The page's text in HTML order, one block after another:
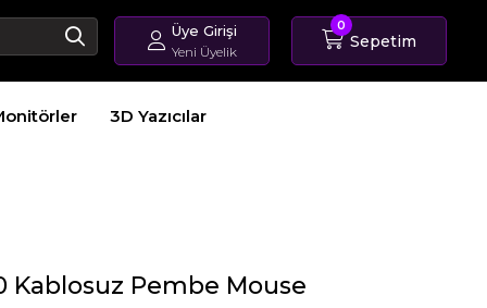
Üye Girişi
Yeni Üyelik
Üye Ol
0
Sepetim
3D Yazıcılar
Kablosuz Pembe Mouse